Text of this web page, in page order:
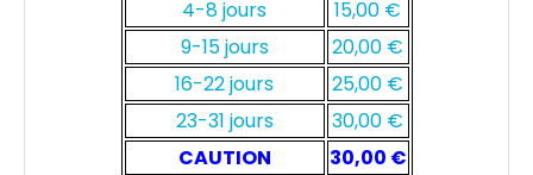
4-8 jours
15,00 €
9-15 jours
20,00 €
16-22 jours
25,00 €
23-31 jours
30,00 €
CAUTION
30,00 €